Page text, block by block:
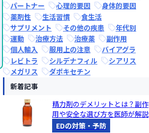
パートナー
心理的要因
身体的要因
薬剤性
生活習慣
食生活
サプリメント
その他の疾患
年代別
運動
治療方法 治療薬
副作用
個人輸入
服用上の注意
バイアグラ
レビトラ
シルデナフィル
シアリス
メガリス
ダポキセチン
新着記事
精力剤のデメリットとは？副作
用や安全な選び方を医師が解説
EDの対策・予防